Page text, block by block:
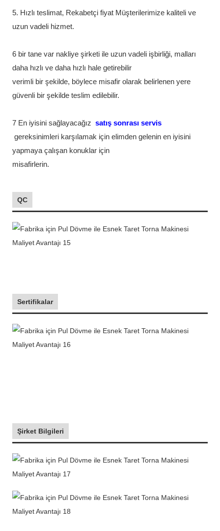
5. Hızlı teslimat, Rekabetçi fiyat Müşterilerimize kaliteli ve
uzun vadeli hizmet.
6 bir tane var nakliye şirketi ile uzun vadeli işbirliği, malları
daha hızlı ve daha hızlı hale getirebilir
verimli bir şekilde, böylece misafir olarak belirlenen yere
güvenli bir şekilde teslim edilebilir.
7 En iyisini sağlayacağız satış sonrası servis
gereksinimleri karşılamak için elimden gelenin en iyisini
yapmaya çalışan konuklar için
misafirlerin.
QC
Sertifikalar
Şirket Bilgileri